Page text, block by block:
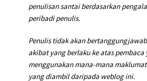
penulisan santai berdasarkan
peribadi penulis.
Penulis tidak akan
akibat yang berlaku ke atas pembaca
menggunakan mana-mana
yang diambil daripada weblog ini.